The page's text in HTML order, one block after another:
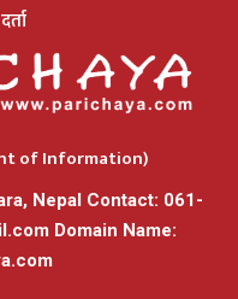
of Information)
Nepal Contact: 061-
Domain Name: